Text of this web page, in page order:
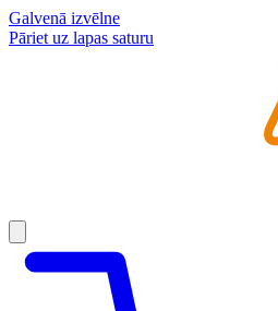
Galvenā izvēlne
Pāriet uz lapas saturu